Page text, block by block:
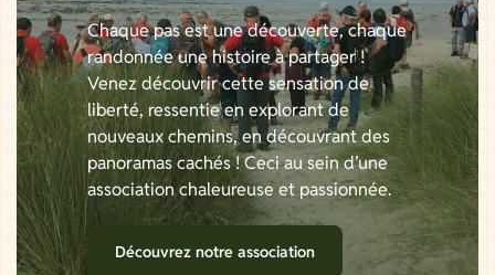
Chaque pas est une découverte, chaque
randonnée une histoire à partager !
Venez découvrir cette sensation de
liberté, ressentie en explorant de
nouveaux chemins, en découvrant des
panoramas cachés ! Ceci au sein d’une
association chaleureuse et passionnée.
Découvrez notre association